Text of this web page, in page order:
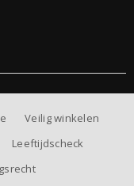
Veilig winkelen
Leeftijdscheck